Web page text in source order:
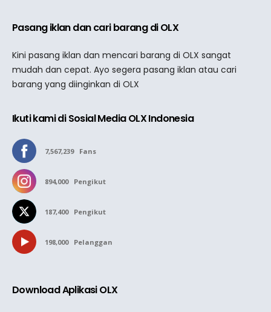
Pasang iklan dan cari barang di OLX
Kini pasang iklan dan mencari barang di OLX sangat
mudah dan cepat. Ayo segera pasang iklan atau cari
barang yang diinginkan di OLX
Ikuti kami di Sosial Media OLX Indonesia
7,567,239 Fans
894,000 Pengikut
187,400 Pengikut
198,000 Pelanggan
Download Aplikasi OLX